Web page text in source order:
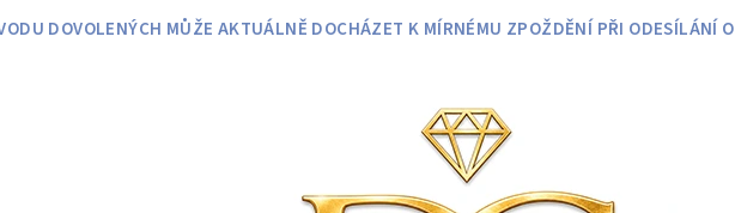
DOVOLENÝCH MŮŽE AKTUÁLNĚ DOCHÁZET K MÍRNÉMU ZPOŽDĚNÍ PŘI ODESÍLÁNÍ